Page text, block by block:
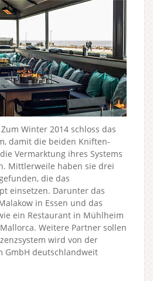
Winter 2014 schloss das
damit die beiden Kniften-
Vermarktung ihres Systems
Mittlerweile haben sie drei
die das
einsetzen. Darunter das
in Essen und das
ein Restaurant in Mühlheim
Weitere Partner sollen
wird von der
GmbH deutschlandweit